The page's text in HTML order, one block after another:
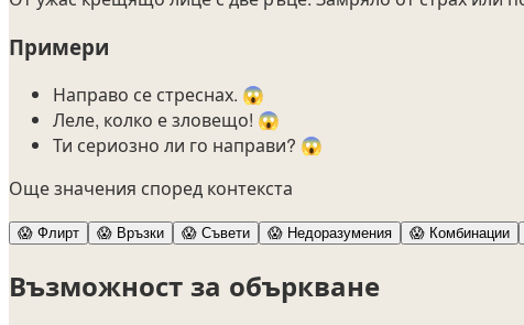
Примери
Направо се стреснах. 😱
Леле, колко е зловещо! 😱
Ти сериозно ли го направи? 😱
Още значения според контекста
😱 Флирт 😱 Връзки 😱 Съвети 😱 Недоразумения 😱 Комбинации
Възможност за объркване